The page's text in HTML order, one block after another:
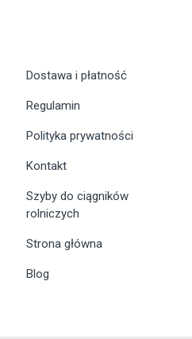
Dostawa i płatność
Regulamin
Polityka prywatności
Kontakt
Szyby do ciągników
rolniczych
Strona główna
Blog